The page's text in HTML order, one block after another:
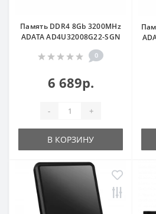
Память DDR4 8Gb 3200MHz
ADATA AD4U32008G22-SGN
0
6 689р.
- +
В КОРЗИНУ